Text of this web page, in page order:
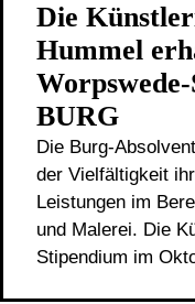
Die
Hummel
BURG
Die Burg-
der Vielfältigkeit
Leistungen im
und Malerei. Die
Stipendium im